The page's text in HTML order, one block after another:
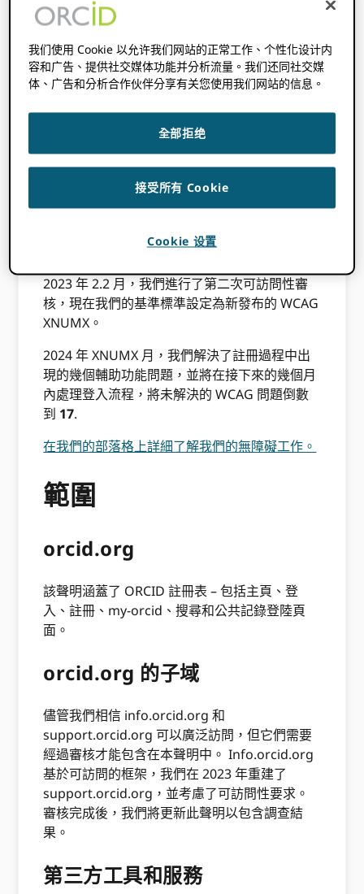
ORCID 致力於讓盡可能廣泛的受眾訪問我們的
網站、應用程序、工具和服務，無論技術或能力
如何。
可訪問性是一個核心方面 ORCID的願景是“一個
世界”。 之一 ORCID的值是包容性
保每個成員 ORCID 社區感到受到歡迎、尊重和
2023 年，我們在 WCAG 2.1 AA 方面取得了重大
進展，並減少了 WCAG A 和 AA 問題的數量
ORCID 註冊表來自50至21.
2023 年 2.2 月，我們進行了第二次可訪問性審
核，現在我們的基準標準設定為新發布的 WCAG
XNUMX。
2024 年 XNUMX 月，我們解決了註冊過程中出
現的幾個輔助功能問題，並將在接下來的幾個月
內處理登入流程，將未解決的 WCAG 問題倒數
到 17.
在我們的部落格上詳細了解我們的無障礙工作。
範圍
orcid.org
該聲明涵蓋了 ORCID 註冊表 – 包括主頁、登
入、註冊、my-orcid、搜尋和公共記錄登陸頁
面。
orcid.org 的子域
儘管我們相信 info.orcid.org 和
support.orcid.org 可以廣泛訪問，但它們需要
經過審核才能包含在本聲明中。 Info.orcid.org
基於可訪問的框架，我們在 2023 年重建了
support.orcid.org，並考慮了可訪問性要求。
審核完成後，我們將更新此聲明以包含調查結
果。
第三方工具和服務
我们使用 Cookie 以允许我们网站的正常工作、个性化设计内
容和广告、提供社交媒体功能并分析流量。我们还同社交媒
体、广告和分析合作伙伴分享有关您使用我们网站的信息。
全部拒绝
接受所有 Cookie
Cookie 设置